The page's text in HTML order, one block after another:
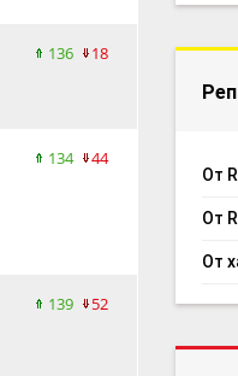
136 18
134 44
139 52
От
От
От